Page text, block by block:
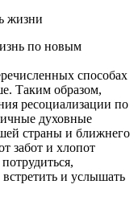
по новым
способах
Таким образом,
ресоциализации по
духовные
страны и ближнего
забот и хлопот
и услышать